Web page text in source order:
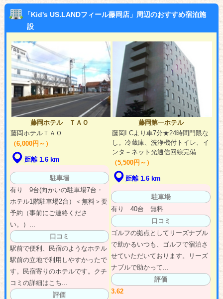
「Kid's US.LANDフィール藤岡店」周辺のおすすめ宿泊施
設
藤岡ホテル ＴＡＯ
藤岡ホテルＴＡＯ
（6,000円～）
距離 1.6 km
駐車場
有り 9台(向かいの駐車場7台・
ホテル1階駐車場2台）＜無料＞要
予約（事前にご連絡くださ
い。）...
口コミ
駅前で便利、民宿のようなホテル
駅前の立地で利用しやすかったで
す。民宿寄りのホテルです。クチ
コミの詳細はこち...
評価
藤岡第一ホテル
藤岡I.Cより車7分★24時間門限な
し。冷蔵庫、洗浄機付トイレ、イ
ンタ－ネット光通信回線完備
（5,500円～）
距離 1.6 km
駐車場
有り 40台 無料
口コミ
ゴルフの拠点としてリーズナブル
で助かるいつも、ゴルフで宿泊さ
せていただいております。リーズ
ナブルで助かって...
評価
3.62